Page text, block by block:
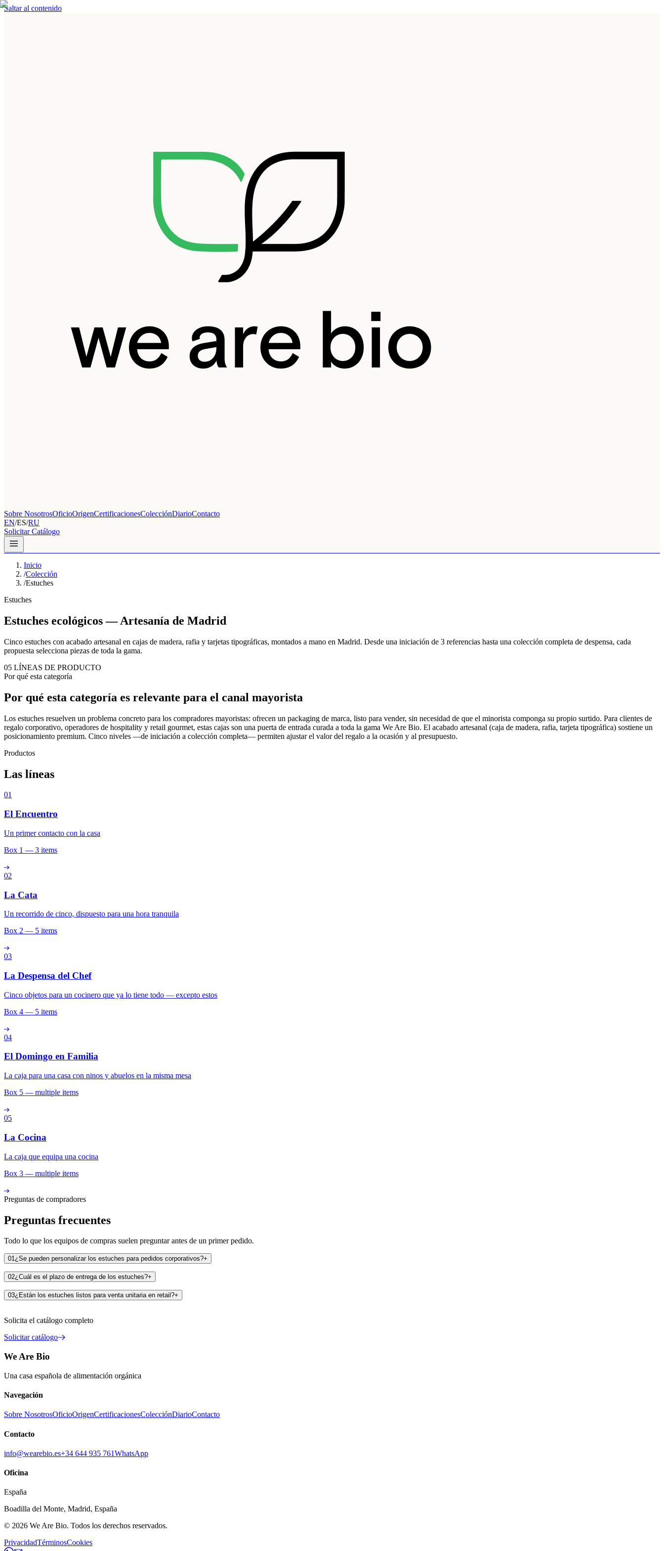
Saltar al contenido
Sobre NosotrosOficioOrigenCertificacionesColecciónDiarioContacto
EN/ES/RU
Solicitar Catálogo
Inicio
/Colección
/Estuches
Estuches
Estuches ecológicos — Artesanía de Madrid
Cinco estuches con acabado artesanal en cajas de madera, rafia y tarjetas tipográficas, montados a mano en Madrid. Desde una iniciación de 3 referencias hasta una colección completa de despensa, cada
propuesta selecciona piezas de toda la gama.
05 LÍNEAS DE PRODUCTO
Por qué esta categoría
Por qué esta categoría es relevante para el canal mayorista
Los estuches resuelven un problema concreto para los compradores mayoristas: ofrecen un packaging de marca, listo para vender, sin necesidad de que el minorista componga su propio surtido. Para clientes de
regalo corporativo, operadores de hospitality y retail gourmet, estas cajas son una puerta de entrada curada a toda la gama We Are Bio. El acabado artesanal (caja de madera, rafia, tarjeta tipográfica) sostiene un
posicionamiento premium. Cinco niveles —de iniciación a colección completa— permiten ajustar el valor del regalo a la ocasión y al presupuesto.
Productos
Las líneas
01
El Encuentro
Un primer contacto con la casa
Box 1 — 3 items
02
La Cata
Un recorrido de cinco, dispuesto para una hora tranquila
Box 2 — 5 items
03
La Despensa del Chef
Cinco objetos para un cocinero que ya lo tiene todo — excepto estos
Box 4 — 5 items
04
El Domingo en Familia
La caja para una casa con ninos y abuelos en la misma mesa
Box 5 — multiple items
05
La Cocina
La caja que equipa una cocina
Box 3 — multiple items
Preguntas de compradores
Preguntas frecuentes
Todo lo que los equipos de compras suelen preguntar antes de un primer pedido.
01¿Se pueden personalizar los estuches para pedidos corporativos?+
02¿Cuál es el plazo de entrega de los estuches?+
03¿Están los estuches listos para venta unitaria en retail?+
Solicita el catálogo completo
Solicitar catálogo
We Are Bio
Una casa española de alimentación orgánica
Navegación
Sobre NosotrosOficioOrigenCertificacionesColecciónDiarioContacto
Contacto
info@wearebio.es+34 644 935 761WhatsApp
Oficina
España
Boadilla del Monte, Madrid, España
© 2026 We Are Bio. Todos los derechos reservados.
PrivacidadTérminosCookies